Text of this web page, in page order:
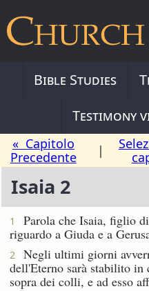
Bible Studies
Testimony
« Capitolo
Precedente
|
Isaia 2
1
Parola che Isaia, figlio
riguardo a Giuda e a
2
Negli ultimi giorni
dell'Eterno sarà stabilito
sopra dei colli, e ad esso